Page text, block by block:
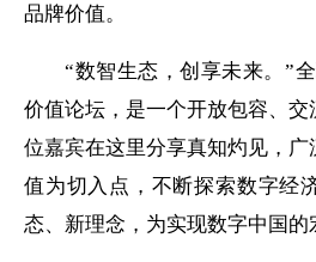
品牌价值。
“数智生态，创享未来。”
价值论坛， 是一个开放包容、
位嘉宾在这里分享真知灼见，广
值为切入点，不断探索数字经
态、新理念 ，为实现数字中国